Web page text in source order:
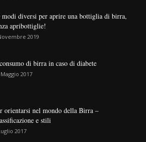
modi diversi per aprire una bottiglia di birra,
apribottiglie!
2019
di birra in caso di diabete
2017
orientarsi nel mondo della Birra –
e stili
2017